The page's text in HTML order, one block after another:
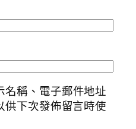
名稱、電子郵件地址
供下次發佈留言時使